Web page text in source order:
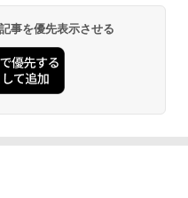
事を優先表示させる